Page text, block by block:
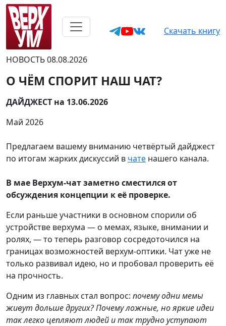
Скачать книгу
НОВОСТЬ08.08.2026
О ЧЁМ СПОРИТ НАШ ЧАТ?
ДАЙДЖЕСТ на 13.06.2026
Май 2026
Предлагаем вашему вниманию четвёртый дайджест
по итогам жарких дискуссий в чате нашего канала.
В мае Верхум-чат заметно сместился от
обсуждения концепции к её проверке.
Если раньше участники в основном спорили об
устройстве верхума — о мемах, языке, внимании и
ролях, — то теперь разговор сосредоточился на
границах возможностей верхум-оптики. Чат уже не
только развивал идею, но и пробовал проверить её
на прочность.
Одним из главных стал вопрос: почему одни мемы
живут дольше других? Почему ложные, но яркие идеи
так легко цепляют людей и так трудно уступают